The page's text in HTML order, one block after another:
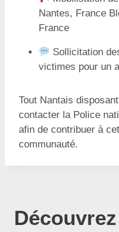
Nantes, France
France
Sollicitation
victimes pour un
Tout Nantais
contacter la Police
afin de contribuer à
communauté.